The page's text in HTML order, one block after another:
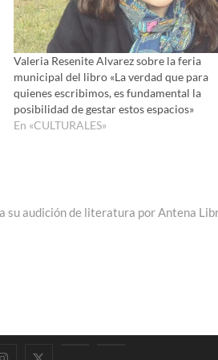
Valeria Resenite Alvarez sobre la feria
municipal del libro «La verdad que para
quienes escribimos, es fundamental la
posibilidad de gestar estos espacios»
En «CULTURALES»
su audición de literatura por Antena